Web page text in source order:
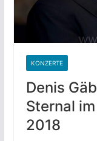
KONZERTE
Denis
Sternal
2018